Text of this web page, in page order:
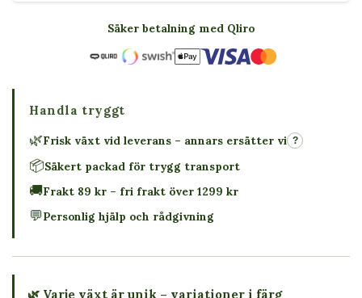
Säker betalning med Qliro
Handla tryggt
🌿Frisk växt vid leverans – annars ersätter vi ?
📦Säkert packad för trygg transport
🚚Frakt 89 kr – fri frakt över 1299 kr
💬Personlig hjälp och rådgivning
🌿 Varje växt är unik – variationer i färg